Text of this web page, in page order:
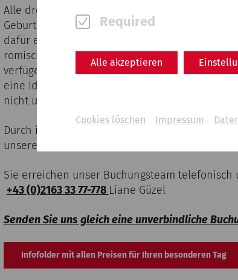
Required
Alle akzeptieren
Cookies löschen Impressum
Alle drei Standorte Carnuntums bieten den
Geburtstag, Seminare oder ein Jubiläum.
dafür entschieden, den schönsten Tag des
römischen Gebäude sowie die beiden
verfügen über technische Grundausstattung
eine Idee für ein Fest haben, dass Sie so
nicht uns per Mail oder telefonisch zu
Durch individuelle Beratung und Betreuung
unseren Beitrag, damit Ihre Veranstaltung
Sie erreichen unser Buchungsteam telefonisch
+43 (0)2163 33 77-778 Liane Güzel
Senden Sie uns gleich eine unverbindliche
Infofolder mit allen Preisen für Ihren besonderen Tag